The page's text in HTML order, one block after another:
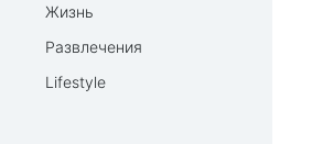
Жизнь
Развлечения
Lifestyle